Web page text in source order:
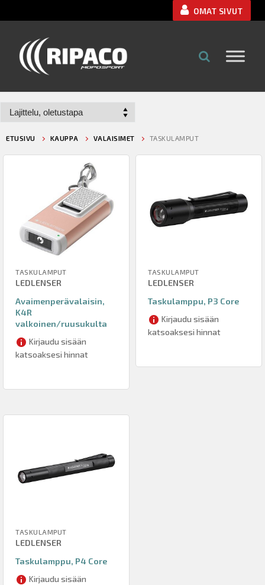
sisältöön
OMAT SIVUT
ETUSIVU KAUPPA VALAISIMET TASKULAMPUT
TASKULAMPUT
LEDLENSER
Avaimenperävalaisin,
K4R
valkoinen/ruusukulta
Kirjaudu sisään
katsoaksesi hinnat
TASKULAMPUT
LEDLENSER
Taskulamppu, P3 Core
Kirjaudu sisään
katsoaksesi hinnat
TASKULAMPUT
LEDLENSER
Taskulamppu, P4 Core
Kirjaudu sisään